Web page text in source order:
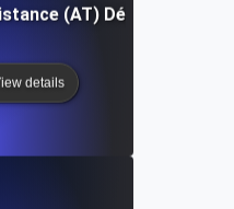
(AT) Définition
details